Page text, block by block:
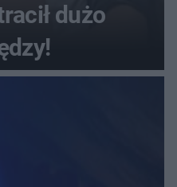
dużo